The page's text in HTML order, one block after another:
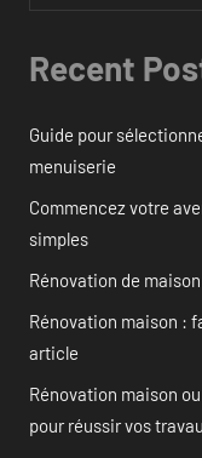
Recent
Guide pour
menuiserie
Commencez votre
simples
Rénovation de
Rénovation maison :
article
Rénovation maison
pour réussir vos